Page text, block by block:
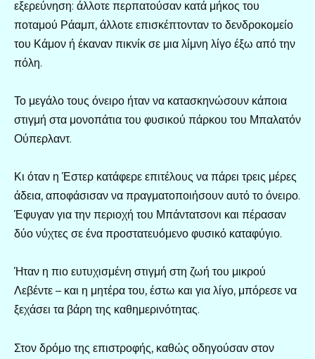
εξερεύνηση: άλλοτε περπατούσαν κατά μήκος του
ποταμού Ράαμπ, άλλοτε επισκέπτονταν το δενδροκομείο
του Κάμον ή έκαναν πικνίκ σε μια λίμνη λίγο έξω από την
πόλη.
Το μεγάλο τους όνειρο ήταν να κατασκηνώσουν κάποια
στιγμή στα μονοπάτια του φυσικού πάρκου του Μπαλατόν
Ούπερλαντ.
Κι όταν η Έστερ κατάφερε επιτέλους να πάρει τρεις μέρες
άδεια, αποφάσισαν να πραγματοποιήσουν αυτό το όνειρο.
Έφυγαν για την περιοχή του Μπάντατσονι και πέρασαν
δύο νύχτες σε ένα προστατευόμενο φυσικό καταφύγιο.
Ήταν η πιο ευτυχισμένη στιγμή στη ζωή του μικρού
Λεβέντε – και η μητέρα του, έστω και για λίγο, μπόρεσε να
ξεχάσει τα βάρη της καθημερινότητας.
Στον δρόμο της επιστροφής, καθώς οδηγούσαν στον